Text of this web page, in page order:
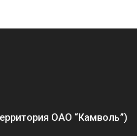
ОАО “Камволь”)